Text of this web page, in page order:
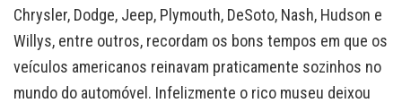
Chrysler, Dodge, Jeep, Plymouth, DeSoto, Nash, Hudson e
Willys, entre outros, recordam os bons tempos em que os
veículos americanos reinavam praticamente sozinhos no
mundo do automóvel. Infelizmente o rico museu deixou